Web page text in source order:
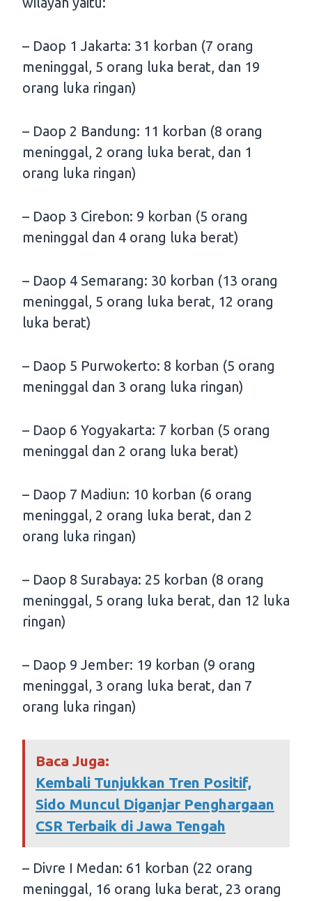
– Daop 1 Jakarta: 31 korban (7 orang
meninggal, 5 orang luka berat, dan 19
orang luka ringan)
– Daop 2 Bandung: 11 korban (8 orang
meninggal, 2 orang luka berat, dan 1
orang luka ringan)
– Daop 3 Cirebon: 9 korban (5 orang
meninggal dan 4 orang luka berat)
– Daop 4 Semarang: 30 korban (13 orang
meninggal, 5 orang luka berat, 12 orang
luka berat)
– Daop 5 Purwokerto: 8 korban (5 orang
meninggal dan 3 orang luka ringan)
– Daop 6 Yogyakarta: 7 korban (5 orang
meninggal dan 2 orang luka berat)
– Daop 7 Madiun: 10 korban (6 orang
meninggal, 2 orang luka berat, dan 2
orang luka ringan)
– Daop 8 Surabaya: 25 korban (8 orang
meninggal, 5 orang luka berat, dan 12 luka
ringan)
– Daop 9 Jember: 19 korban (9 orang
meninggal, 3 orang luka berat, dan 7
orang luka ringan)
Baca Juga:
Kembali Tunjukkan Tren Positif,
Sido Muncul Diganjar Penghargaan
CSR Terbaik di Jawa Tengah
– Divre I Medan: 61 korban (22 orang
meninggal, 16 orang luka berat, 23 orang